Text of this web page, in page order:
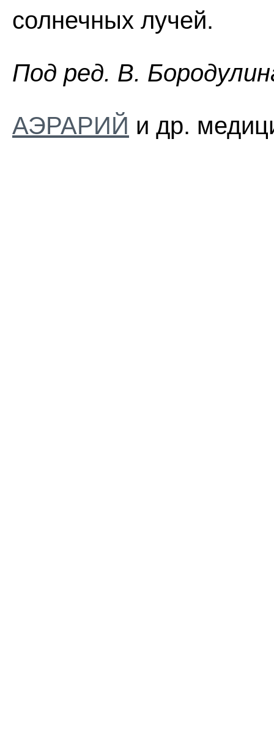
солнечных лучей.
Пoд peд. B.
АЭРАРИЙ и др.